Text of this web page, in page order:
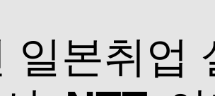
일본취업